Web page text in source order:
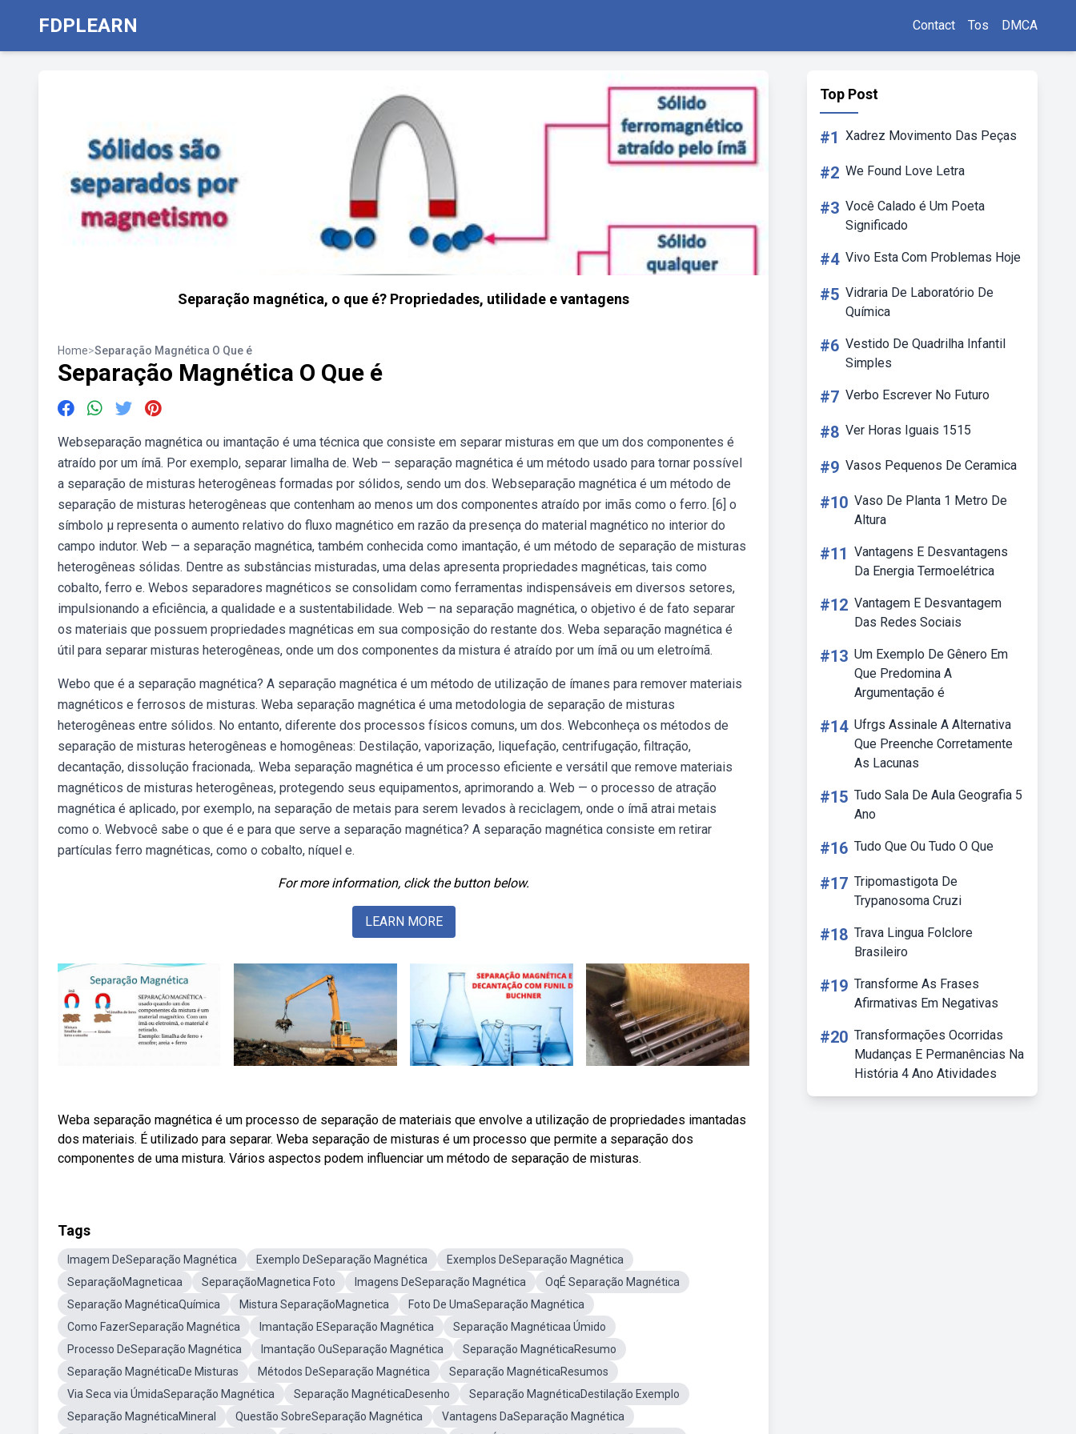
FDPLEARN Contact Tos DMCA
Separação magnética, o que é? Propriedades, utilidade e vantagens
Home>Separação Magnética O Que é
Separação Magnética O Que é
Webseparação magnética ou imantação é uma técnica que consiste em separar misturas em que um dos componentes é
atraído por um ímã. Por exemplo, separar limalha de. Web — separação magnética é um método usado para tornar possível
a separação de misturas heterogêneas formadas por sólidos, sendo um dos. Webseparação magnética é um método de
separação de misturas heterogêneas que contenham ao menos um dos componentes atraído por imãs como o ferro. [6] o
símbolo μ representa o aumento relativo do fluxo magnético em razão da presença do material magnético no interior do
campo indutor. Web — a separação magnética, também conhecida como imantação, é um método de separação de misturas
heterogêneas sólidas. Dentre as substâncias misturadas, uma delas apresenta propriedades magnéticas, tais como
cobalto, ferro e. Webos separadores magnéticos se consolidam como ferramentas indispensáveis em diversos setores,
impulsionando a eficiência, a qualidade e a sustentabilidade. Web — na separação magnética, o objetivo é de fato separar
os materiais que possuem propriedades magnéticas em sua composição do restante dos. Weba separação magnética é
útil para separar misturas heterogêneas, onde um dos componentes da mistura é atraído por um ímã ou um eletroímã.
Webo que é a separação magnética? A separação magnética é um método de utilização de ímanes para remover materiais
magnéticos e ferrosos de misturas. Weba separação magnética é uma metodologia de separação de misturas
heterogêneas entre sólidos. No entanto, diferente dos processos físicos comuns, um dos. Webconheça os métodos de
separação de misturas heterogêneas e homogêneas: Destilação, vaporização, liquefação, centrifugação, filtração,
decantação, dissolução fracionada,. Weba separação magnética é um processo eficiente e versátil que remove materiais
magnéticos de misturas heterogêneas, protegendo seus equipamentos, aprimorando a. Web — o processo de atração
magnética é aplicado, por exemplo, na separação de metais para serem levados à reciclagem, onde o ímã atrai metais
como o. Webvocê sabe o que é e para que serve a separação magnética? A separação magnética consiste em retirar
partículas ferro magnéticas, como o cobalto, níquel e.
For more information, click the button below.
LEARN MORE
Weba separação magnética é um processo de separação de materiais que envolve a utilização de propriedades imantadas
dos materiais. É utilizado para separar. Weba separação de misturas é um processo que permite a separação dos
componentes de uma mistura. Vários aspectos podem influenciar um método de separação de misturas.
Tags
Imagem DeSeparação Magnética Exemplo DeSeparação Magnética
Exemplos DeSeparação Magnética
SeparaçãoMagneticaa
SeparaçãoMagnetica Foto Imagens DeSeparação Magnética
OqÉ Separação Magnética
Separação MagnéticaQuímica
Mistura SeparaçãoMagnetica
Foto De UmaSeparação Magnética
Como FazerSeparação Magnética
Imantação ESeparação Magnética
Separação Magnéticaa Úmido
Processo DeSeparação Magnética
Imantação OuSeparação Magnética
Separação MagnéticaResumo
Separação MagnéticaDe Misturas
Métodos DeSeparação Magnética
Separação MagnéticaResumos
Via Seca via ÚmidaSeparação Magnética
Separação MagnéticaDesenho
Separação MagnéticaDestilação Exemplo
Separação MagnéticaMineral
Questão SobreSeparação Magnética
Vantagens DaSeparação Magnética
Top Post
#1 Xadrez Movimento Das Peças
#2 We Found Love Letra
#3 Você Calado é Um Poeta
Significado
#4 Vivo Esta Com Problemas Hoje
#5 Vidraria De Laboratório De
Química
#6 Vestido De Quadrilha Infantil
Simples
#7 Verbo Escrever No Futuro
#8 Ver Horas Iguais 1515
#9 Vasos Pequenos De Ceramica
#10 Vaso De Planta 1 Metro De
Altura
#11 Vantagens E Desvantagens
Da Energia Termoelétrica
#12 Vantagem E Desvantagem
Das Redes Sociais
#13 Um Exemplo De Gênero Em
Que Predomina A
Argumentação é
#14 Ufrgs Assinale A Alternativa
Que Preenche Corretamente
As Lacunas
#15 Tudo Sala De Aula Geografia 5
Ano
#16 Tudo Que Ou Tudo O Que
#17 Tripomastigota De
Trypanosoma Cruzi
#18 Trava Lingua Folclore
Brasileiro
#19 Transforme As Frases
Afirmativas Em Negativas
#20 Transformações Ocorridas
Mudanças E Permanências Na
História 4 Ano Atividades